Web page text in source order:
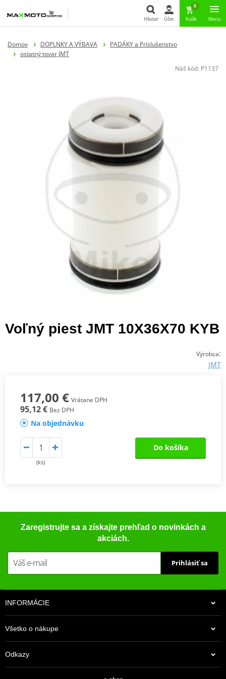
Hľadať Účet
0
Košík Menu
Domov DOPLNKY A VÝBAVA
PADÁKY a Príslušenstvo
ostatný tovar JMT
Náš kód: P1137
Voľný piest JMT 10X36X70 KYB
Výrobca:
JMT
117,00 € Vrátane DPH
95,12 € Bez DPH
Na objednávku
(ks)
Do košíka
Zaregistrujte sa a získajte prehľad o novinkách a
akciách.
Prihlásiť sa
INFORMÁCIE
Všetko o nákupe
Odkazy